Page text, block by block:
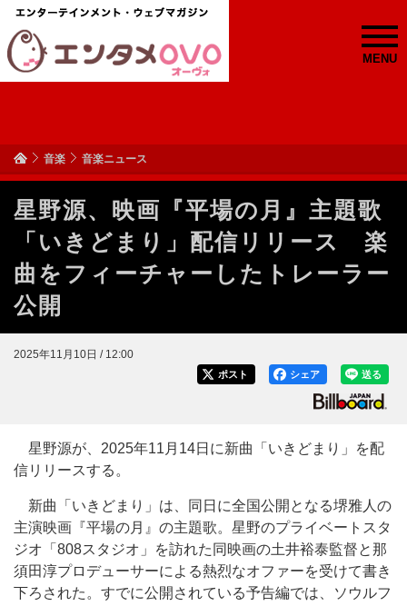
MENU
音楽 音楽ニュース
星野源、映画『平場の月』主題歌
「いきどまり」配信リリース 楽
曲をフィーチャーしたトレーラー
公開
2025年11月10日 / 12:00
送る
シェア
ポスト
星野源が、2025年11月14日に新曲「いきどまり」を配
信リリースする。
新曲「いきどまり」は、同日に全国公開となる堺雅人の
主演映画『平場の月』の主題歌。星野のプライベートスタ
ジオ「808スタジオ」を訪れた同映画の土井裕泰監督と那
須田淳プロデューサーによる熱烈なオファーを受けて書き
下ろされた。すでに公開されている予告編では、ソウルフ